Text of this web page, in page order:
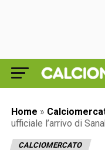
Home »
ufficiale l’arrivo di
CALCIOMERCATO